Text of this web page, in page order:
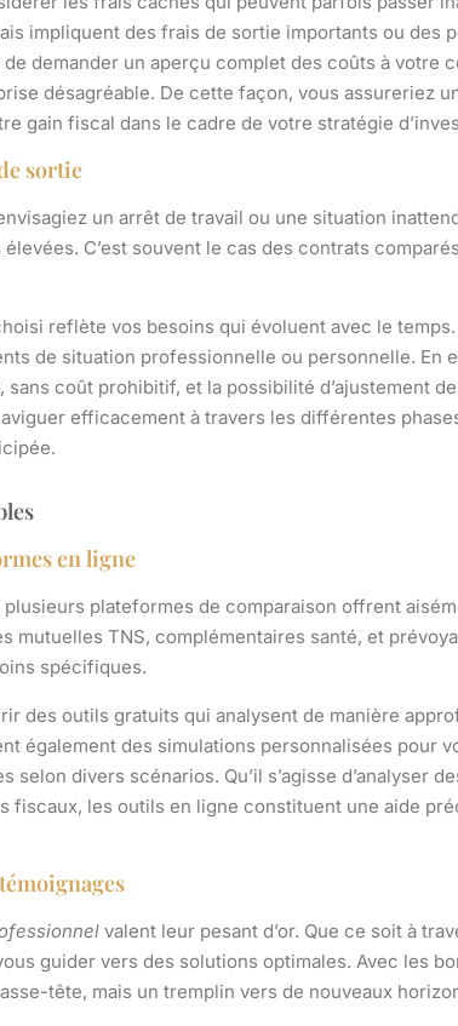
impliquent des frais de sortie importants ou des
demander un aperçu complet des coûts à votre
désagréable. De cette façon, vous assureriez
gain fiscal dans le cadre de votre stratégie
sortie
un arrêt de travail ou une situation
C’est souvent le cas des contrats comparés
reflète vos besoins qui évoluent avec le
de situation professionnelle ou personnelle. En
coût prohibitif, et la possibilité d’ajustement
efficacement à travers les différentes
en ligne
plusieurs plateformes de comparaison offrent
mutuelles TNS, complémentaires santé, et
spécifiques.
des outils gratuits qui analysent de manière
également des simulations personnalisées pour
divers scénarios. Qu’il s’agisse d’analyser
fiscaux, les outils en ligne constituent une aide
valent leur pesant d’or. Que ce soit à
guider vers des solutions optimales. Avec les
tête, mais un tremplin vers de nouveaux